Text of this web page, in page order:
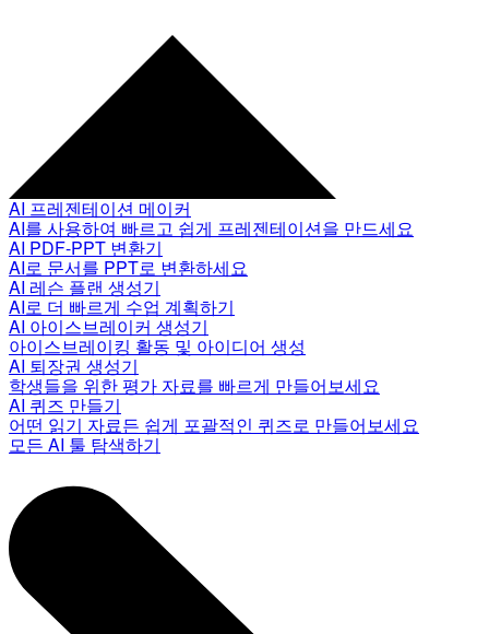
AI 프레젠테이션 메이커
AI를 사용하여 빠르고 쉽게 프레젠테이션을 만드세요
AI PDF-PPT 변환기
AI로 문서를 PPT로 변환하세요
AI 레슨 플랜 생성기
AI로 더 빠르게 수업 계획하기
AI 아이스브레이커 생성기
아이스브레이킹 활동 및 아이디어 생성
AI 퇴장권 생성기
학생들을 위한 평가 자료를 빠르게 만들어보세요
AI 퀴즈 만들기
어떤 읽기 자료든 쉽게 포괄적인 퀴즈로 만들어보세요
모든 AI 툴 탐색하기